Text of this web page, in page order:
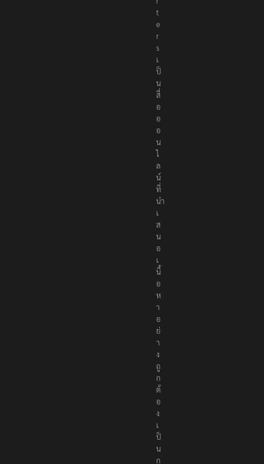
t
e
r
s
เ
ป็
น
สื่
อ
อ
อ
น
ไ
ล
น์
ที่
นำ
เ
ส
น
อ
เ
นื้
อ
ห
า
อ
ย่
า
ง
ถู
ก
ต้
อ
ง
เ
ป็
น
ก